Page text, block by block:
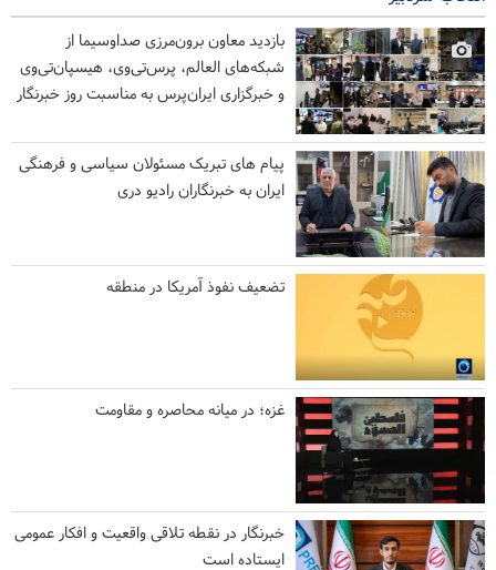
بازدید معاون برون‌مرزی صداوسیما از
شبکه‌های العالم، پرس‌تی‌وی، هیسپان‌تی‌وی
و خبرگزاری ایران‌پرس به مناسبت روز خبرنگار
پیام های تبریک مسئولان سیاسی و فرهنگی
ایران به خبرنگاران رادیو دری
تضعیف نفوذ آمریکا در منطقه
غزه؛ در میانه محاصره و مقاومت
خبرنگار در نقطه تلاقی واقعیت و افکار عمومی
ایستاده است